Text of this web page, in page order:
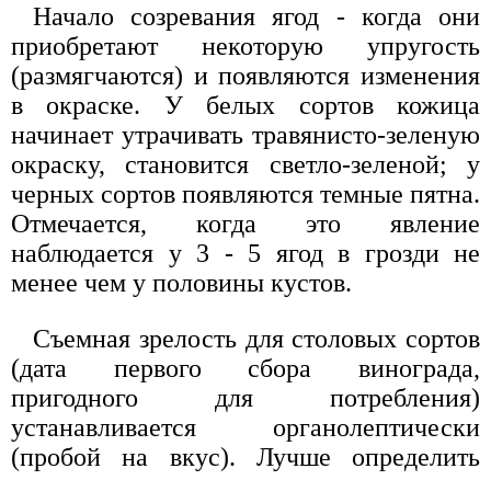
Начало созревания ягод - когда они
приобретают некоторую упругость
(размягчаются) и появляются изменения
в окраске. У белых сортов кожица
начинает утрачивать травянисто-зеленую
окраску, становится светло-зеленой; у
черных сортов появляются темные пятна.
Отмечается, когда это явление
наблюдается у 3 - 5 ягод в грозди не
менее чем у половины кустов.
Съемная зрелость для столовых сортов
(дата первого сбора винограда,
пригодного для потребления)
устанавливается органолептически
(пробой на вкус). Лучше определить